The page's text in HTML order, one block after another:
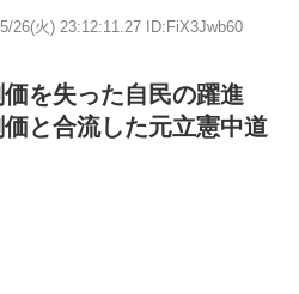
26(火) 23:12:11.27 ID:FiX3Jwb60
を失った自民の躍進
と合流した元立憲中道